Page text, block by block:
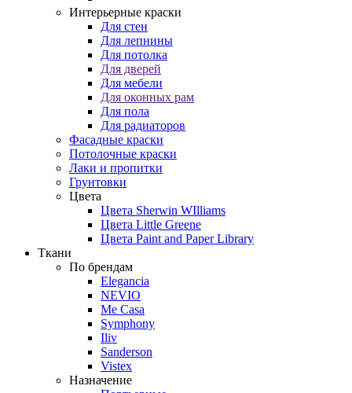
Интерьерные краски
Для стен
Для лепнины
Для потолка
Для дверей
Для мебели
Для оконных рам
Для пола
Для радиаторов
Фасадные краски
Потолочные краски
Лаки и пропитки
Грунтовки
Цвета
Цвета Sherwin WIlliams
Цвета Little Greene
Цвета Paint and Paper Library
Ткани
По брендам
Elegancia
NEVIO
Me Casa
Symphony
Iliv
Sanderson
Vistex
Назначение